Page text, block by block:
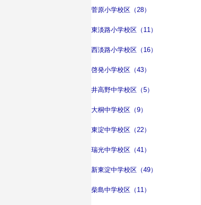
菅原小学校区（28）
東淡路小学校区（11）
西淡路小学校区（16）
啓発小学校区（43）
井高野中学校区（5）
大桐中学校区（9）
東淀中学校区（22）
瑞光中学校区（41）
新東淀中学校区（49）
柴島中学校区（11）